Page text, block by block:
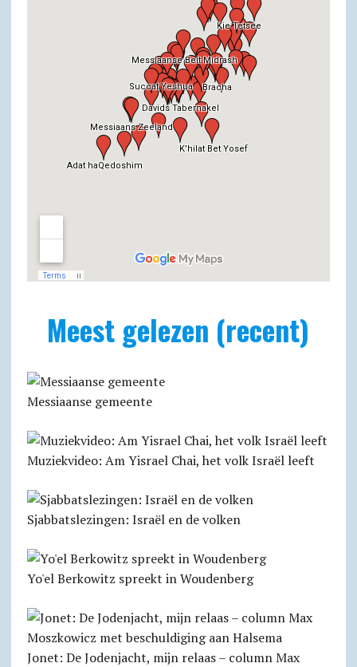
Meest gelezen (recent)
Messiaanse gemeente
Muziekvideo: Am Yisrael Chai, het volk Israël leeft
Sjabbatslezingen: Israël en de volken
Yo'el Berkowitz spreekt in Woudenberg
Jonet: De Jodenjacht, mijn relaas – column Max